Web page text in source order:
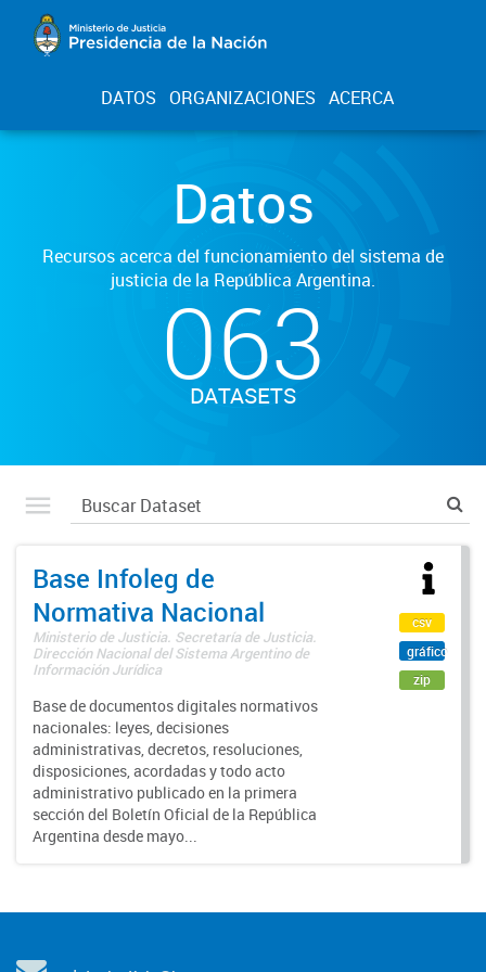
DATOS ORGANIZACIONES ACERCA
Datos
Recursos acerca del funcionamiento del sistema de
justicia de la República Argentina.
063
DATASETS
Base Infoleg de
Normativa Nacional
Ministerio de Justicia. Secretaría de Justicia.
Dirección Nacional del Sistema Argentino de
Información Jurídica
Base de documentos digitales normativos
nacionales: leyes, decisiones
administrativas, decretos, resoluciones,
disposiciones, acordadas y todo acto
administrativo publicado en la primera
sección del Boletín Oficial de la República
Argentina desde mayo...
csv
gráfico
zip